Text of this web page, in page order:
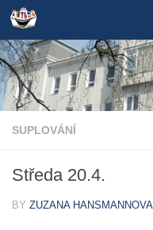
Skip to content
SUPLOVÁNÍ
Středa 20.4.
BY ZUZANA HANSMANNOVA